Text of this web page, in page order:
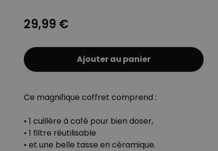
29,99 €
Ajouter au panier
Ce magnifique coffret comprend :
• 1 cuillère à café pour bien doser,
• 1 filtre réutilisable
• et une belle tasse en céramique.